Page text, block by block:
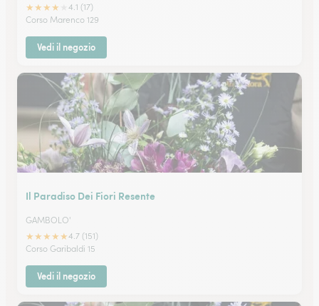
★★★★
4.1 (17)
Corso Marenco 129
Vedi il negozio
Il Paradiso Dei Fiori Resente
GAMBOLO'
★★★★★4.7 (151)
Corso Garibaldi 15
Vedi il negozio